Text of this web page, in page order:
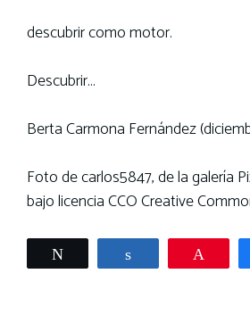
descubrir como motor.
Descubrir…
Berta Carmona Fernández
Foto de carlos5847, de la galería
bajo licencia CCO Creative
Compartir